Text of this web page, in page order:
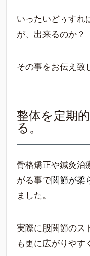
いったいどぅすれ
が、出来るのか？
その事をお伝え致
整体を定期
る。
骨格矯正や鍼灸治
がる事で関節が柔
ました。
実際に股関節のス
も更に広がりやす